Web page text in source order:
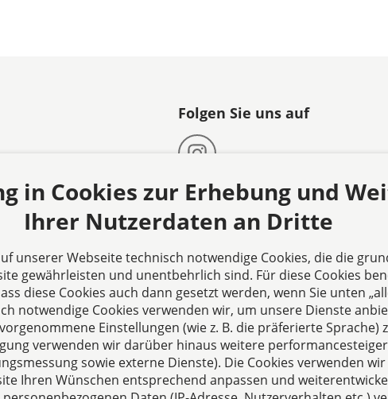
7
8047006
8077074
dreieich@pfeiffer-
Folgen Sie uns auf
in Cookies zur Erhebung und
Ihrer Nutzerdaten an Dritte
unserer Webseite technisch notwendige Cookies, die die
gewährleisten und unentbehrlich sind. Für diese Cookies
diese Cookies auch dann gesetzt werden, wenn Sie unten
notwendige Cookies verwenden wir, um unsere Dienste
Einstellungen (wie z. B. die präferierte Sprache)
verwenden wir darüber hinaus weitere
sowie externe Dienste). Die Cookies verwenden
Ihren Wünschen entsprechend anpassen und